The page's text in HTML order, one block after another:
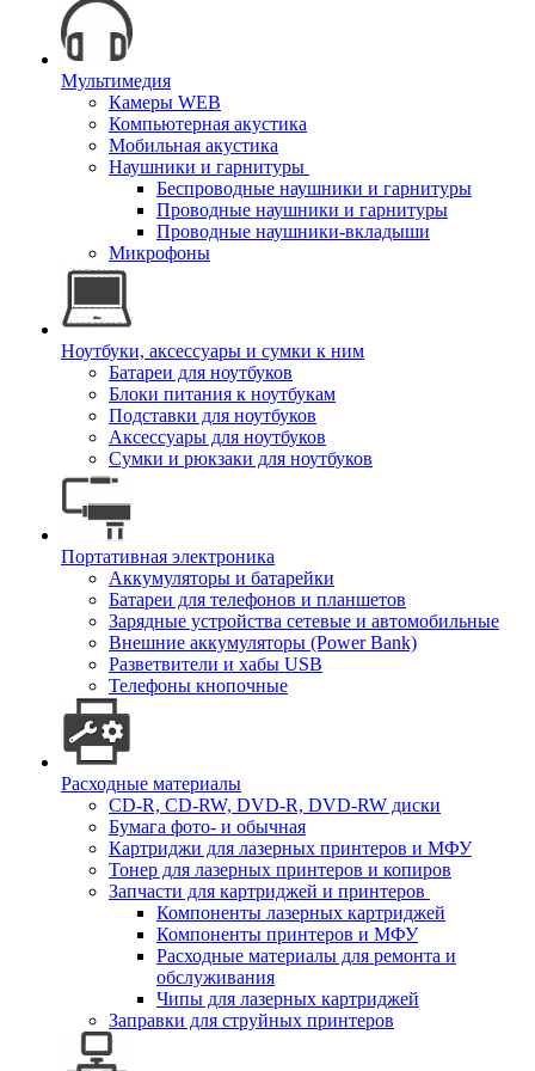
Мультимедия
Камеры WEB
Компьютерная акустика
Мобильная акустика
Наушники и гарнитуры
Беспроводные наушники и гарнитуры
Проводные наушники и гарнитуры
Проводные наушники-вкладыши
Микрофоны
Ноутбуки, аксессуары и сумки к ним
Батареи для ноутбуков
Блоки питания к ноутбукам
Подставки для ноутбуков
Аксессуары для ноутбуков
Сумки и рюкзаки для ноутбуков
Портативная электроника
Аккумуляторы и батарейки
Батареи для телефонов и планшетов
Зарядные устройства сетевые и автомобильные
Внешние аккумуляторы (Power Bank)
Разветвители и хабы USB
Телефоны кнопочные
Расходные материалы
CD-R, CD-RW, DVD-R, DVD-RW диски
Бумага фото- и обычная
Картриджи для лазерных принтеров и МФУ
Тонер для лазерных принтеров и копиров
Запчасти для картриджей и принтеров
Компоненты лазерных картриджей
Компоненты принтеров и МФУ
Расходные материалы для ремонта и
обслуживания
Чипы для лазерных картриджей
Заправки для струйных принтеров